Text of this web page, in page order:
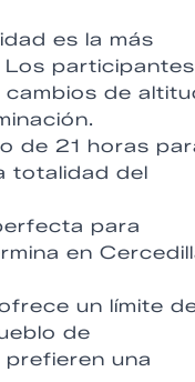
es la más
Los participantes
de
de 21 horas
totalidad del
para
en
un límite
de
prefieren una